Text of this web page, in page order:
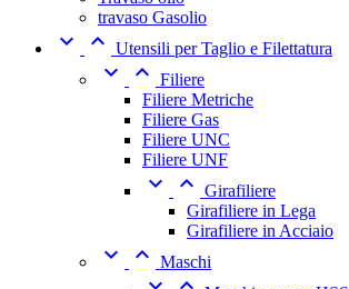
travaso Gasolio
  Utensili per Taglio e Filettatura
  Filiere
Filiere Metriche
Filiere Gas
Filiere UNC
Filiere UNF
  Girafiliere
Girafiliere in Lega
Girafiliere in Acciaio
  Maschi